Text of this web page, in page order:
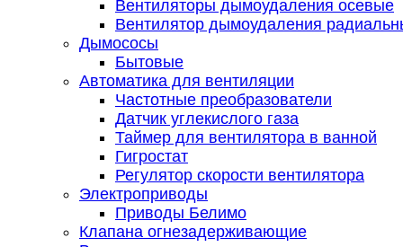
Вентиляторы дымоудаления осевые
Вентилятор дымоудаления
Дымососы
Бытовые
Автоматика для вентиляции
Частотные преобразователи
Датчик углекислого газа
Таймер для вентилятора в ванной
Гигростат
Регулятор скорости вентилятора
Электроприводы
Приводы Белимо
Клапана огнезадерживающие